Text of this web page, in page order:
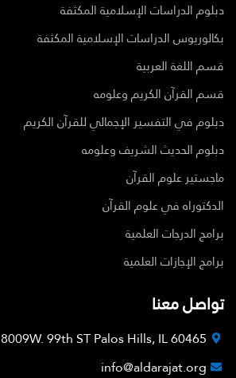
دبلوم الدراسات الإسلامية المكثفة
بكالوريوس الدراسات الإسلامية المكثفة
قسم اللغة العربية
قسم القرآن الكريم وعلومه
دبلوم في التفسير الإجمالي للقرآن الكريم
دبلوم الحديث الشريف وعلومه
ماجستير علوم القرآن
الدكتوراه في علوم القرآن
برامج الدرجات العلمية
برامج الإجازات العلمية
تواصل معنا
8009W. 99th ST Palos Hills, IL 60465
info@aldarajat.org